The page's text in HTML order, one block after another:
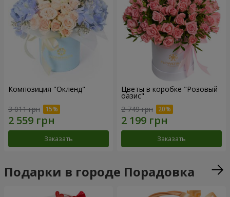
Композиция "Окленд"
3 011 грн
Заказать
Цветы в коробке "Розовый
оазис"
2 749 грн
Заказать
Подарки в городе Порадовка